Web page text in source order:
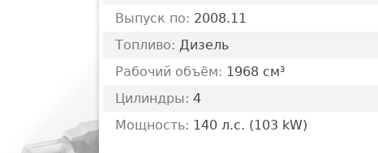
Выпуск по: 2008.11
Топливо: Дизель
Рабочий объём: 1968 см³
Цилиндры: 4
Мощность: 140 л.с. (103 kW)